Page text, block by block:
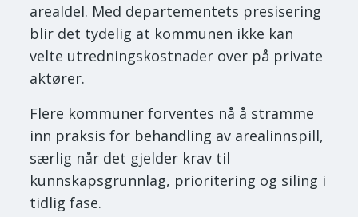
arealdel. Med departementets presisering
blir det tydelig at kommunen ikke kan
velte utredningskostnader over på private
aktører.
Flere kommuner forventes nå å stramme
inn praksis for behandling av arealinnspill,
særlig når det gjelder krav til
kunnskapsgrunnlag, prioritering og siling i
tidlig fase.